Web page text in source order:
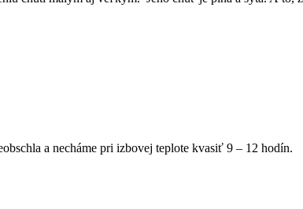
a necháme pri izbovej teplote kvasiť 9 – 12 hodín.